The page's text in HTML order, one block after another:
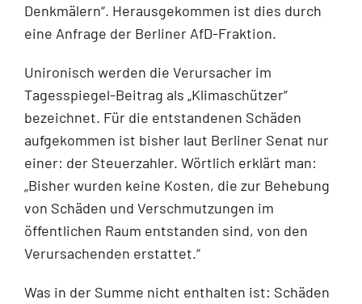
Denkmälern“. Herausgekommen ist dies durch
eine Anfrage der Berliner AfD-Fraktion.
Unironisch werden die Verursacher im
Tagesspiegel-Beitrag als „Klimaschützer“
bezeichnet. Für die entstandenen Schäden
aufgekommen ist bisher laut Berliner Senat nur
einer: der Steuerzahler. Wörtlich erklärt man:
„Bisher wurden keine Kosten, die zur Behebung
von Schäden und Verschmutzungen im
öffentlichen Raum entstanden sind, von den
Verursachenden erstattet.“
Was in der Summe nicht enthalten ist: Schäden